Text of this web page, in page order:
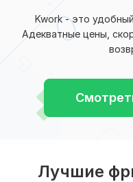
Kwork - это
Адекватные цены,
Лучшие